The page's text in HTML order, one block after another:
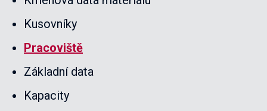
Kusovníky
Pracoviště
Základní data
Kapacity